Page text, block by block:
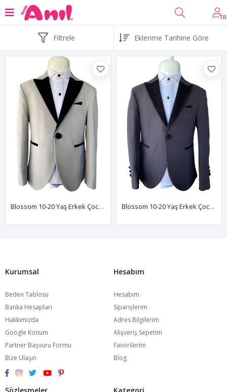
TR
Filtrele
Blossom 10-20 Yaş Erkek Çocuk Takım Elbise 3'Lü Set 70019 Gri Blossom 10-20 Yaş Erkek Çocuk Takım Elbise 3'Lü Set 70019 Siyah
Kurumsal
Beden Tablosu
Banka Hesapları
Hakkımızda
Google Konum
Partner Başvuru Formu
Bize Ulaşın
Hesabım
Hesabım
Siparişlerim
Adres Bilgilerim
Alışveriş Sepetim
Favorilerim
Blog